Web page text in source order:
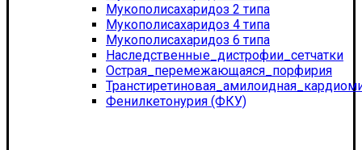
Мукополисахаридоз 2 типа
Мукополисахаридоз 4 типа
Мукополисахаридоз 6 типа
Наследственные_дистрофии_сетчатки
Острая_перемежающаяся_порфирия
Фенилкетонурия (ФКУ)